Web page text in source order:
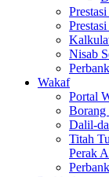
Nisab
Wakaf
Portal
Borang
Dalil-
Titah
Perak